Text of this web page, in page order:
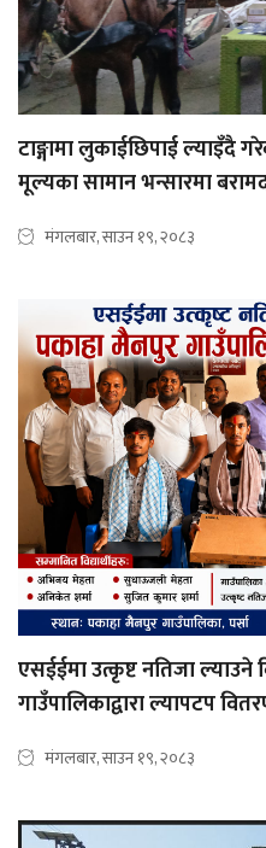
टाङ्गामा लुकाईछिपाई ल्याइँदै
मूल्यका सामान भन्सारमा
मंगलबार, साउन १९, २०८३
एसईईमा उत्कृष्ट नतिजा ल्याउने
गाउँपालिकाद्वारा ल्यापटप
मंगलबार, साउन १९, २०८३